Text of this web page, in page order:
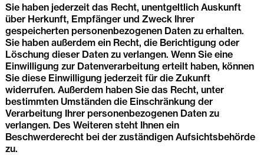
Sie haben jederzeit das Recht, unentgeltlich Auskunft
über Herkunft, Empfänger und Zweck Ihrer
gespeicherten personenbezogenen Daten zu erhalten.
Sie haben außerdem ein Recht, die Berichtigung oder
Löschung dieser Daten zu verlangen. Wenn Sie eine
Einwilligung zur Datenverarbeitung erteilt haben, können
Sie diese Einwilligung jederzeit für die Zukunft
widerrufen. Außerdem haben Sie das Recht, unter
bestimmten Umständen die Einschränkung der
Verarbeitung Ihrer personenbezogenen Daten zu
verlangen. Des Weiteren steht Ihnen ein
Beschwerderecht bei der zuständigen Aufsichtsbehörde
zu.